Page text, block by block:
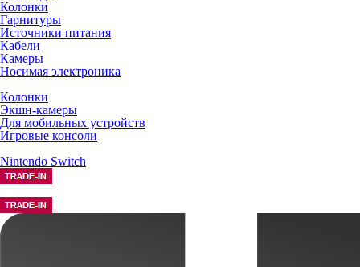
Колонки
Гарнитуры
Источники питания
Кабели
Камеры
Носимая электроника
Колонки
Экшн-камеры
Для мобильных устройств
Игровые консоли
Nintendo Switch